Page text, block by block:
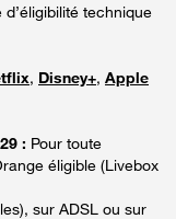
technique
, Disney+, Apple
: Pour toute
éligible (Livebox
sur ADSL ou sur